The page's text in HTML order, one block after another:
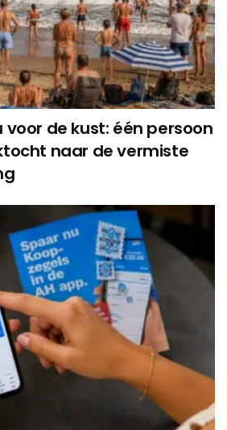
de kust: één persoon
naar de vermiste